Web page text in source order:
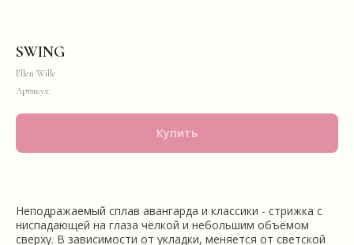
SWING
Ellen Wille
Артикул:
Купить
Неподражаемый сплав авангарда и классики - стрижка с
ниспадающей на глаза чёлкой и небольшим объёмом
сверху. В зависимости от укладки, меняется от светской